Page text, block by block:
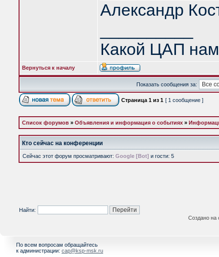
Александр
Какой ЦАП
Вернуться к началу
Показать сообщения за:
Страница 1 из 1 [ 1 сообщение ]
Список форумов » Объявления и информация о событиях »
Кто сейчас на конференции
Сейчас этот форум просматривают: Google [Bot] и гости: 5
Найти:
Создано на
По всем вопросам обращайтесь
к администрации: cap@ksp-msk.ru